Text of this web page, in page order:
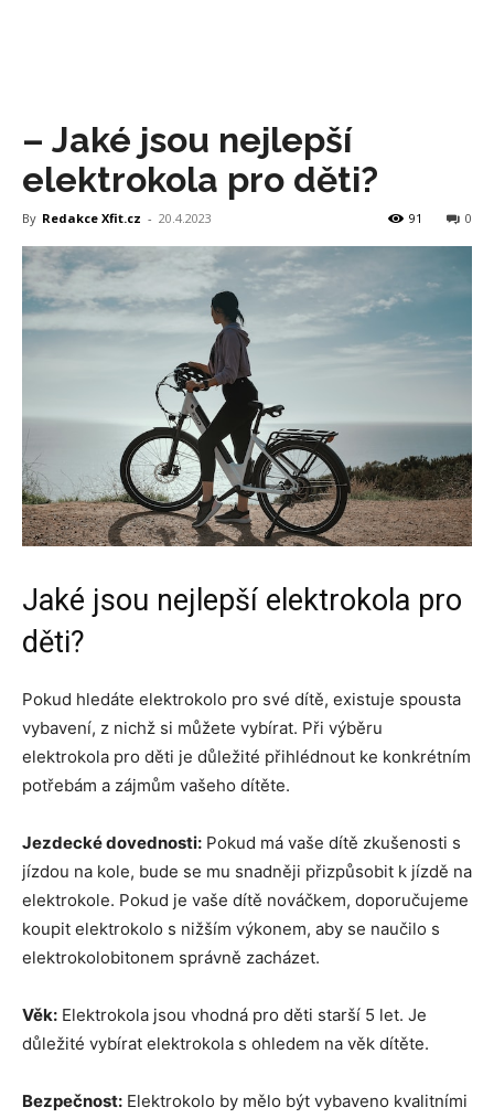
– Jaké jsou nejlepší
elektrokola pro děti?
By Redakce Xfit.cz - 20.4.2023 0
91
Jaké jsou nejlepší elektrokola pro
děti?
Pokud hledáte elektrokolo pro své dítě, existuje spousta
vybavení, z nichž si můžete vybírat. Při výběru
elektrokola pro děti je důležité přihlédnout ke konkrétním
potřebám a zájmům vašeho dítěte.
Jezdecké dovednosti: Pokud má vaše dítě zkušenosti s
jízdou na kole, bude se mu snadněji přizpůsobit k jízdě na
elektrokole. Pokud je vaše dítě nováčkem, doporučujeme
koupit elektrokolo s nižším výkonem, aby se naučilo s
elektrokolobitonem správně zacházet.
Věk: Elektrokola jsou vhodná pro děti starší 5 let. Je
důležité vybírat elektrokola s ohledem na věk dítěte.
Bezpečnost: Elektrokolo by mělo být vybaveno kvalitními